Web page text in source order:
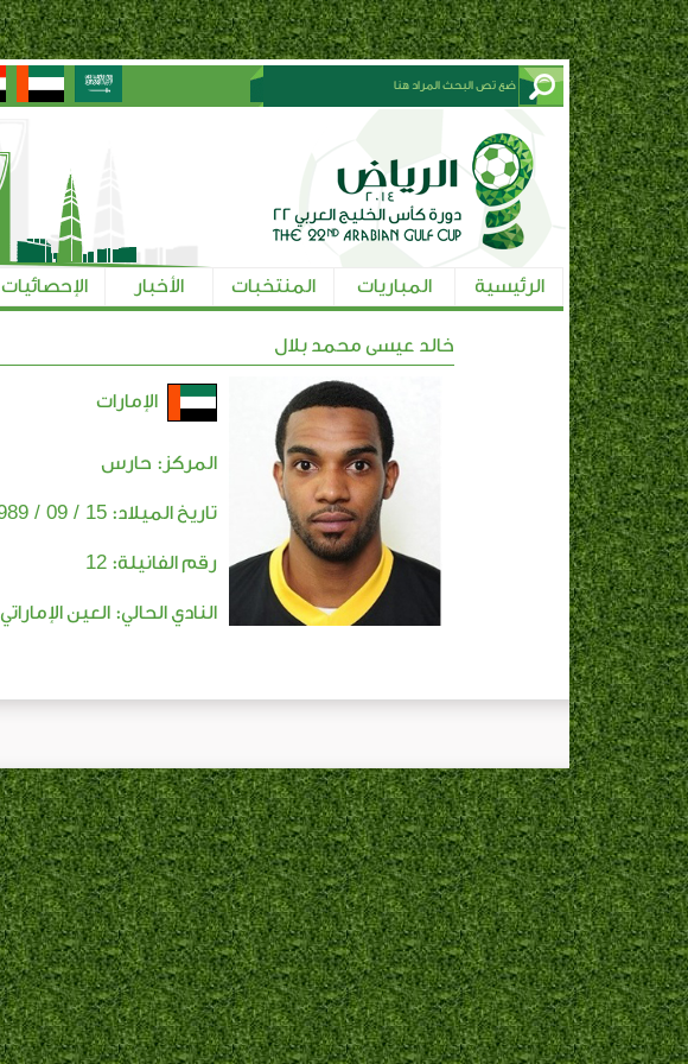
الرئيسية المباريات المنتخبات الأخبار الإحصائيات
خالد عيسى محمد بلال
الإمارات
المركز: حارس
تاريخ الميلاد: 15 / 09 / 1989
رقم الفانيلة: 12
النادي الحالي: العين الإماراتي